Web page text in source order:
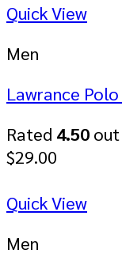
Quick View
Men
Lawrance
Rated 4.50
$29.00
Quick View
Men